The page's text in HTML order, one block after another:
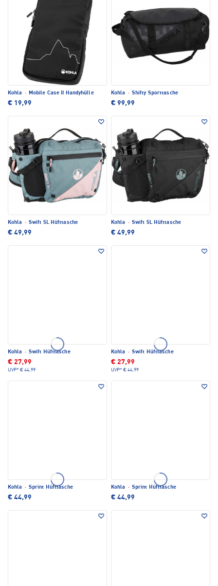
Kohla · Mobile Case II Handyhülle
€ 19,99
Kohla · Shifty Sporttasche
€ 99,99
Kohla · Swift 5L Hüfttasche
€ 49,99
Kohla · Swift 5L Hüfttasche
€ 49,99
Kohla · Swift Hüfttasche
€ 27,99
UVP* € 44,99
Kohla · Swift Hüfttasche
€ 27,99
UVP* € 44,99
Kohla · Sprint Hüfttasche
€ 44,99
Kohla · Sprint Hüfttasche
€ 44,99